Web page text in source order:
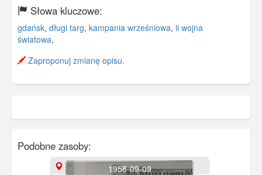
Słowa kluczowe:
gdańsk, długi targ, kampania wrześniowa, ii wojna
światowa,
Zaproponuj zmianę opisu.
Podobne zasoby:
1958-09-09